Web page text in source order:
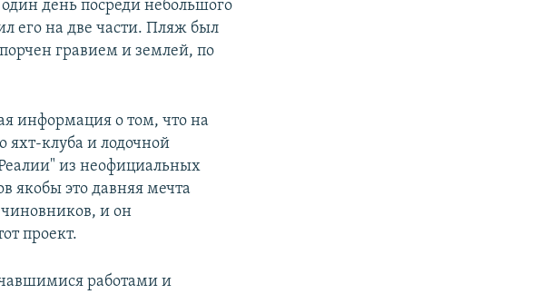
день посреди небольшого
его на две части. Пляж был
гравием и землей, по
информация о том, что на
яхт-клуба и лодочной
из неофициальных
якобы это давняя мечта
и он
проект.
работами и